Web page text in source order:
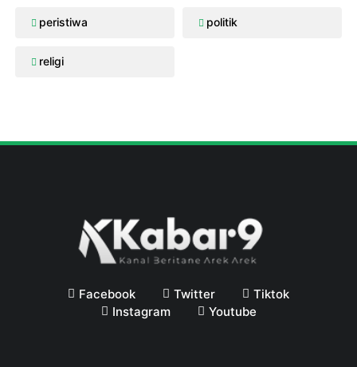
peristiwa politik
religi
Facebook Twitter
Tiktok
Instagram
Youtube